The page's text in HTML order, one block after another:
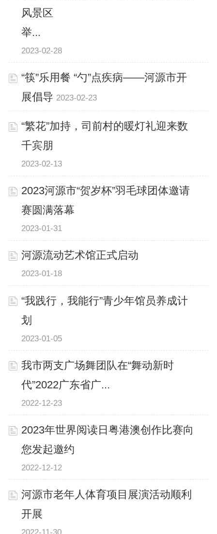
风景区
举...
2023-02-28
“筷”乐用餐 “勺”点疾病——河源市开
展倡导 2023-02-23
“繁花”加持，司前村的暖灯礼迎来数
千宾朋
2023-02-13
2023河源市“贺岁杯”羽毛球团体邀请
赛圆满落幕
2023-01-31
河源流动艺术馆正式启动
2023-01-18
“我践行，我能行”青少年馆员养成计
划
2023-01-05
我市两支广场舞团队在“舞动新时
代”2022广东省广...
2022-12-23
2023年世界阅读日粤港澳创作比赛向
您发起邀约
2022-12-12
河源市老年人体育项目展演活动顺利
开展